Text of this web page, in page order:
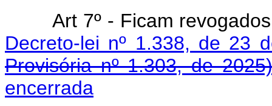
Art 7º - Ficam
Decreto-lei nº 1.338, de 23
Provisória nº 1.303, de 2025)
encerrada